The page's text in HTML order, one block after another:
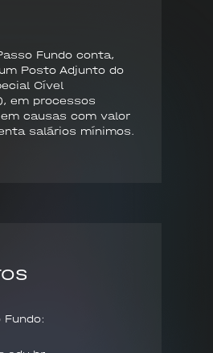
Fundo conta,
Posto Adjunto do
Cível
em processos
causas com valor
salários mínimos.
Fundo: